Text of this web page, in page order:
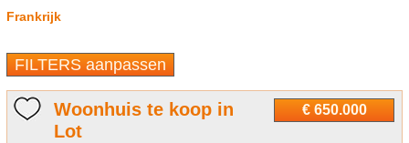
Frankrijk
FILTERS aanpassen
€ 650.000
Woonhuis te koop in
Lot